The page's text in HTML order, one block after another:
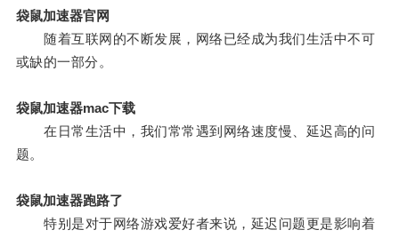
袋鼠加速器官网
随着互联网的不断发展，网络已经成为我们生活中不可
或缺的一部分。
袋鼠加速器mac下载
在日常生活中，我们常常遇到网络速度慢、延迟高的问
题。
袋鼠加速器跑路了
特别是对于网络游戏爱好者来说，延迟问题更是影响着